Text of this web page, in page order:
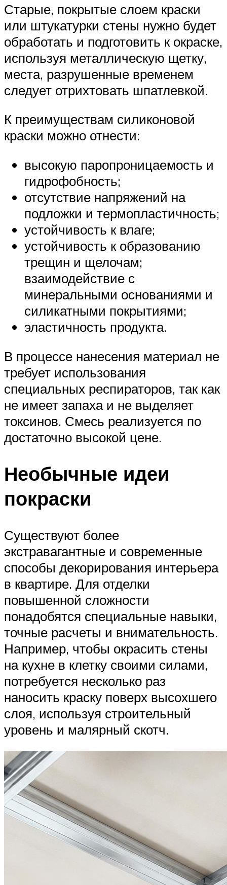
Старые, покрытые слоем краски
или штукатурки стены нужно будет
обработать и подготовить к окраске,
используя металлическую щетку,
места, разрушенные временем
следует отрихтовать шпатлевкой.
К преимуществам силиконовой
краски можно отнести:
высокую паропроницаемость и
гидрофобность;
отсутствие напряжений на
подложки и термопластичность;
устойчивость к влаге;
устойчивость к образованию
трещин и щелочам;
взаимодействие с
минеральными основаниями и
силикатными покрытиями;
эластичность продукта.
В процессе нанесения материал не
требует использования
специальных респираторов, так как
не имеет запаха и не выделяет
токсинов. Смесь реализуется по
достаточно высокой цене.
Необычные идеи
покраски
Существуют более
экстравагантные и современные
способы декорирования интерьера
в квартире. Для отделки
повышенной сложности
понадобятся специальные навыки,
точные расчеты и внимательность.
Например, чтобы окрасить стены
на кухне в клетку своими силами,
потребуется несколько раз
наносить краску поверх высохшего
слоя, используя строительный
уровень и малярный скотч.